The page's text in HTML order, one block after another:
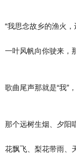
“我思念故乡的渔火
一叶风帆向你驶来，
歌曲尾声那就是“我”
那个远树生烟、夕阳
花飘飞、梨花带雨、